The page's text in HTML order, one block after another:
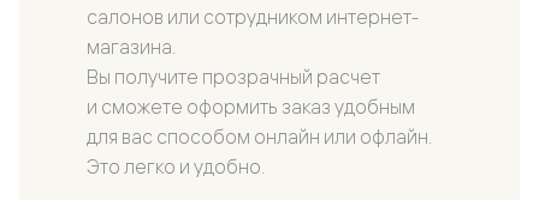
салонов или сотрудником интернет-
магазина.
Вы получите прозрачный расчет
и сможете оформить заказ удобным
для вас способом онлайн или офлайн.
Это легко и удобно.